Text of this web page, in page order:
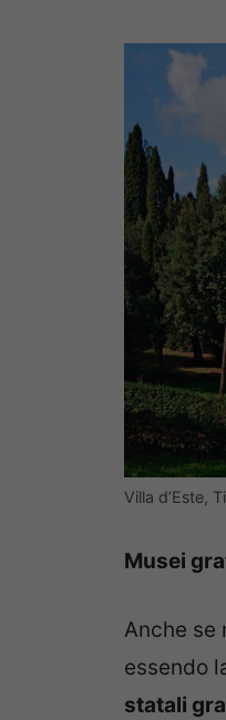
Villa d’Este,
Musei
Anche se
essendo
statali